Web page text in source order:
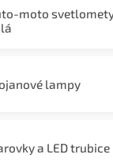
moto
lampy
a LED trubice